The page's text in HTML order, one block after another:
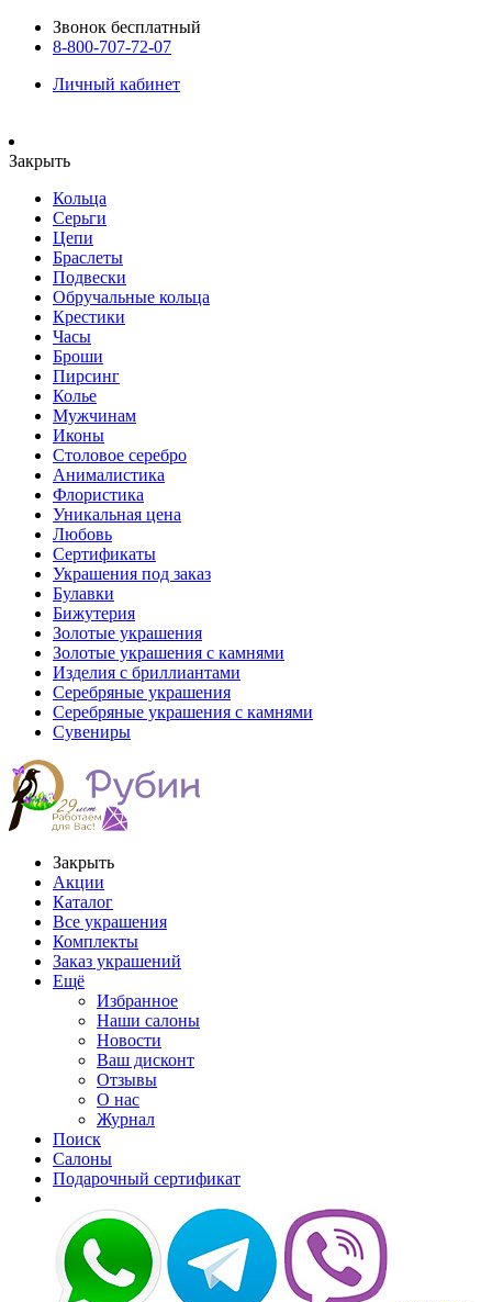
Звонок бесплатный
8-800-707-72-07
Личный кабинет
Закрыть
Кольца
Серьги
Цепи
Браслеты
Подвески
Обручальные кольца
Крестики
Часы
Броши
Пирсинг
Колье
Мужчинам
Иконы
Столовое серебро
Анималистика
Флористика
Уникальная цена
Любовь
Сертификаты
Украшения под заказ
Булавки
Бижутерия
Золотые украшения
Золотые украшения с камнями
Изделия с бриллиантами
Серебряные украшения
Серебряные украшения с камнями
Сувениры
Закрыть
Акции
Каталог
Все украшения
Комплекты
Заказ украшений
Ещё
Избранное
Наши салоны
Новости
Ваш дисконт
Отзывы
О нас
Журнал
Поиск
Салоны
Подарочный сертификат